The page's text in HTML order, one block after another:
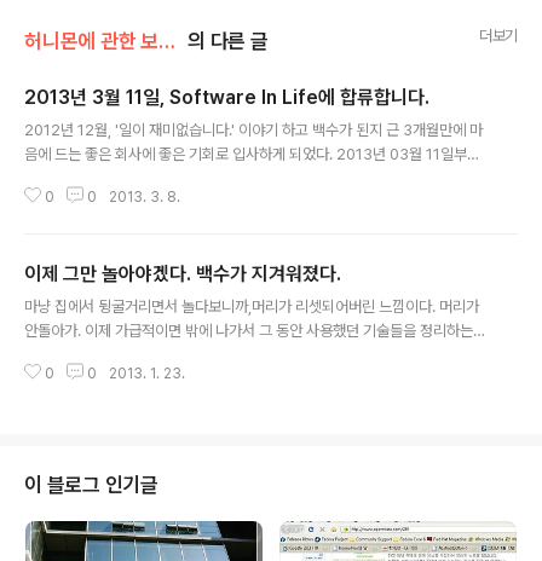
허니몬에 관한 보고서/허니몬의 직장일기 의 다른 글 더보기
2013년 3월 11일, Software In Life에 합류합니다.
2012년 12월, '일이 재미없습니다.' 이야기 하고 백수가 된지 근 3개월만에 마
음에 드는 좋은 회사에 좋은 기회로 입사하게 되었다. 2013년 03월 11일부터
2년 12월에는 제대로 놀았다. ㅡ0-)>2012/12/30 - [허니몬의 취미생활/스
스 연휴를 보내고 왔다. 1월달부터는 구직활동을 시작. 2013/01/09 - [허니몬
에 관한 보고서/허니몬의 직장일기] - 2013년 1월의 단상 - 입사지원 우수수
탈락! ..
0 0 2013. 3. 8.
이제 그만 놀아야겠다. 백수가 지겨워졌다.
마냥 집에서 뒹굴거리면서 놀다보니까,머리가 리셋되어버린 느낌이다. 머리가
안돌아가. 이제 가급적이면 밖에 나가서 그 동안 사용했던 기술들을 정리하는
쓰기 싫은 백수의 태도를 자연스럽게 습득하게 되더라. 블로그를 보고 취업제의
찾는 중(사실 둘다 어중띠하게 경험한 상황이라 어디다가 자랑스럽게 말하기 뭣
하다는 것이 문제랄까?)인데... 내 맘과 같은 곳이 없다는 게 문제랄까? 꽤 오래
놀았다. 이제 공부하고 일..
0 0 2013. 1. 23.
이 블로그 인기글